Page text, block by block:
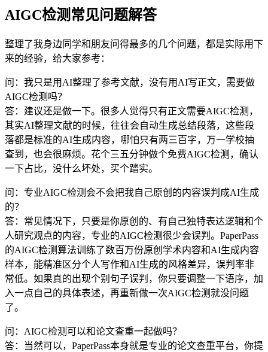
AIGC检测常见问题解答
整理了我身边同学和朋友问得最多的几个问题，都是实际用下
来的经验，给大家参考：
问：我只是用AI整理了参考文献，没有用AI写正文，需要做
AIGC检测吗？
答：建议还是做一下。很多人觉得只有正文需要AIGC检测，
其实AI整理文献的时候，往往会自动生成总结段落，这些段
落都是标准的AI生成内容，哪怕只有两三百字，万一学校抽
查到，也会很麻烦。花个三五分钟做个免费AIGC检测，确认
一下占比，没什么坏处，买个踏实。
问：专业AIGC检测会不会把我自己原创的内容误判成AI生成
的？
答：常见情况下，只要是你原创的、有自己独特表达逻辑和个
人研究观点的内容，专业的AIGC检测很少会误判。PaperPass
的AIGC检测算法训练了数百万份原创学术内容和AI生成内容
样本，能精准区分个人写作和AI生成的风格差异，误判率非
常低。如果真的出现个别句子误判，你只要调整一下语序，加
入一点自己的具体表述，再重新做一次AIGC检测就没问题
了。
问：AIGC检测可以和论文查重一起做吗？
答：当然可以，PaperPass本身就是专业的论文查重平台，你提